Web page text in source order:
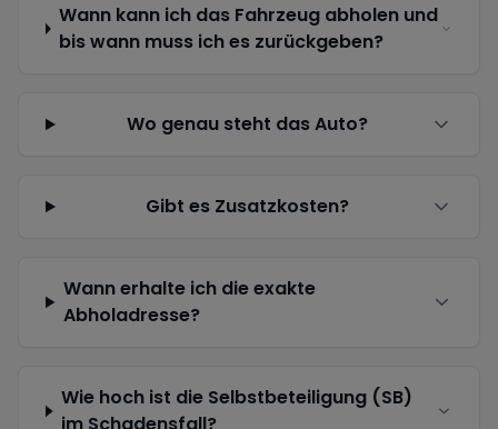
Wann kann ich das Fahrzeug abholen und
bis wann muss ich es zurückgeben?
Wo genau steht das Auto?
Gibt es Zusatzkosten?
Wann erhalte ich die exakte
Abholadresse?
Wie hoch ist die Selbstbeteiligung (SB)